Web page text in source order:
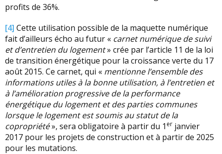
profits de 36%.
[4] Cette utilisation possible de la maquette numérique
fait d’ailleurs écho au futur « carnet numérique de suivi
et d’entretien du logement» crée par l’article 11 de la loi
de transition énergétique pour la croissance verte du 17
août 2015. Ce carnet, qui « mentionne l’ensemble des
informations utiles à la bonne utilisation, à l’entretien et
à l’amélioration progressive de la performance
énergétique du logement et des parties communes
lorsque le logement est soumis au statut de la
copropriété», sera obligatoire à partir du 1 er janvier
2017 pour les projets de construction et à partir de 2025
pour les mutations.